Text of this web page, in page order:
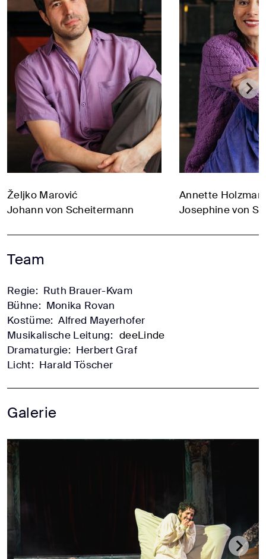
Željko Marović
Johann von Scheitermann
Annette
Josephine von
Team
Regie: Ruth Brauer-Kvam
Bühne: Monika Rovan
Kostüme: Alfred Mayerhofer
Musikalische Leitung: deeLinde
Dramaturgie: Herbert Graf
Licht: Harald Töscher
Galerie